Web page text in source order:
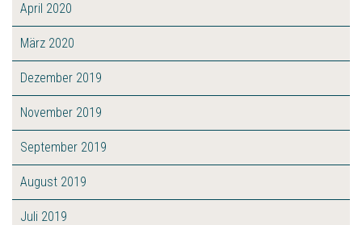
April 2020
März 2020
Dezember 2019
November 2019
September 2019
August 2019
Juli 2019